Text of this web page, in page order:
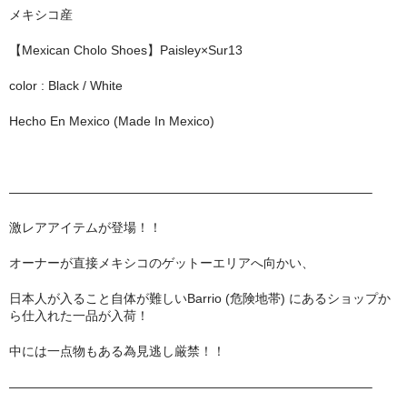
MixCD
Japanese Rap
MotiveRecords
DVD
雑誌
全商品
メキシコ産
【Mexican Cholo Shoes】Paisley×Sur13
color : Black / White
Hecho En Mexico (Made In Mexico)
————————————————————————————–
激レアアイテムが登場！！
オーナーが直接メキシコのゲットーエリアへ向かい、
日本人が入ること自体が難しいBarrio (危険地帯) にあるショップか
ら仕入れた一品が入荷！
中には一点物もある為見逃し厳禁！！
————————————————————————————–